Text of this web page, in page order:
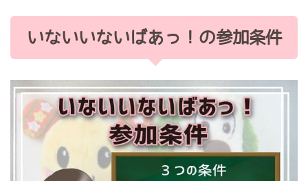
いないいないばあっ！の参加条件